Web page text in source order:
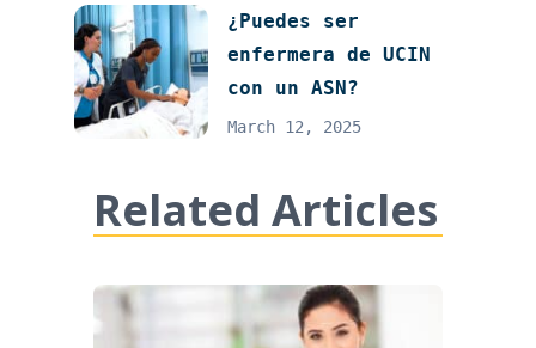
¿Puedes ser
enfermera de UCIN
con un ASN?
March 12, 2025
Related Articles